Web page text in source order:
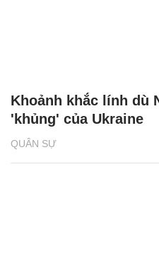
QUÂN SỰ
Khoảnh khắc lính dù
'khủng' của Ukraine